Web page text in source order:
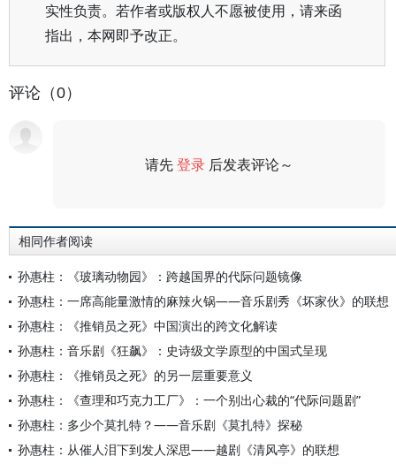
实性负责。若作者或版权人不愿被使用，请来函
指出，本网即予改正。
评论（0）
请先登录 后发表评论～
相同作者阅读
孙惠柱：《玻璃动物园》：跨越国界的代际问题镜像
孙惠柱：一席高能量激情的麻辣火锅——音乐剧秀《坏家伙》的联想
孙惠柱：《推销员之死》中国演出的跨文化解读
孙惠柱：音乐剧《狂飙》：史诗级文学原型的中国式呈现
孙惠柱：《推销员之死》的另一层重要意义
孙惠柱：《查理和巧克力工厂》：一个别出心裁的“代际问题剧”
孙惠柱：多少个莫扎特？——音乐剧《莫扎特》探秘
孙惠柱：从催人泪下到发人深思——越剧《清风亭》的联想